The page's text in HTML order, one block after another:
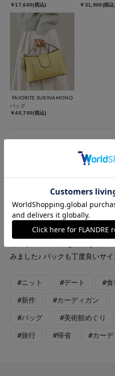
￥17,600(税込) ￥31,900(税込
FAVORITE SUKINAMONO
バッグ
￥40,700(税込)
【着用サイズ】全て9号 上品な
着用してみました。 さらっとし
みました♪ バックも丁度良いサ
#ニット #デート #食
#新作 #カーディガン
#バッグ #美術館めぐり
#旅行 #帰省 #カーデ